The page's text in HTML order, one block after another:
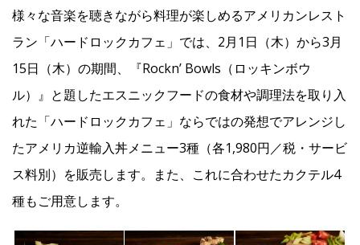
Franchise
Recruit
Contact
様々な音楽を聴きながら料理が楽しめるアメリカンレスト
ラン「ハードロックカフェ」では、2月1日（木）から3月
15日（木）の期間、『Rockn’ Bowls（ロッキンボウ
ル）』と題したエスニックフードの食材や調理法を取り入
れた「ハードロックカフェ」ならではの発想でアレンジし
たアメリカ逆輸入丼メニュー3種（各1,980円／税・サービ
ス料別）を販売します。また、これに合わせたカクテル4
種もご用意します。